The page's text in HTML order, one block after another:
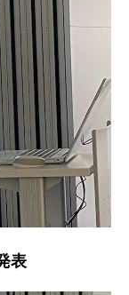
表